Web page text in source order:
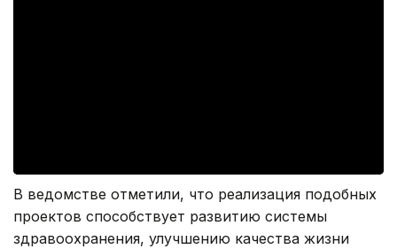
В ведомстве отметили, что реализация подобных
проектов способствует развитию системы
здравоохранения, улучшению качества жизни